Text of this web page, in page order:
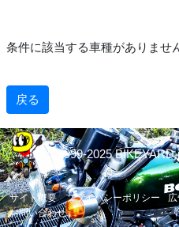
条件に該当する車種がありませ
戻る
© 1999-2025
サイト概要 プライバシーポリシー
お問い合わせ